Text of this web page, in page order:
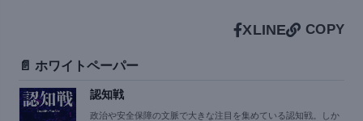
XLINE COPY
📄 ホワイトペーパー
認知戦
政治や安全保障の文脈で大きな注目を集めている認知戦。しか